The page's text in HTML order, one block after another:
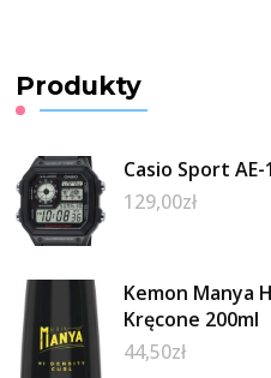
Produkty
Casio Sport
129,00zł
Kemon Manya
Kręcone 200ml
44,50zł